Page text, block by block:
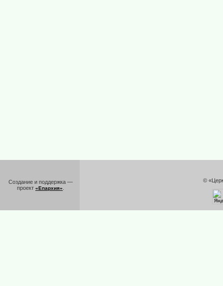
Создание и поддержка —
проект «Епархия»
©